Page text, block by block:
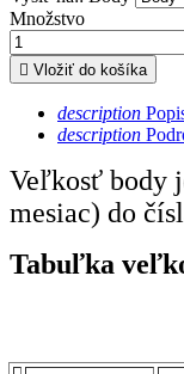
Množstvo
 Vložiť do košíka
description
description
Veľkosť body
mesiac) do
Tabuľka